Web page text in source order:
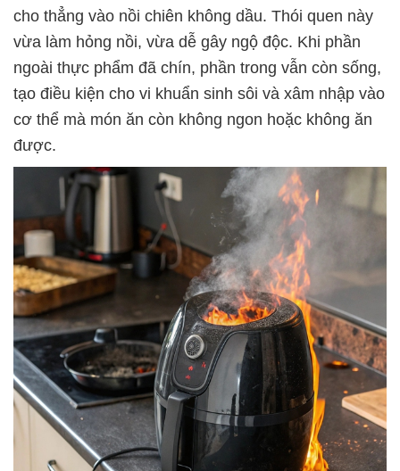
cho thẳng vào nồi chiên không dầu. Thói quen này
vừa làm hỏng nồi, vừa dễ gây ngộ độc. Khi phần
ngoài thực phẩm đã chín, phần trong vẫn còn sống,
tạo điều kiện cho vi khuẩn sinh sôi và xâm nhập vào
cơ thể mà món ăn còn không ngon hoặc không ăn
được.